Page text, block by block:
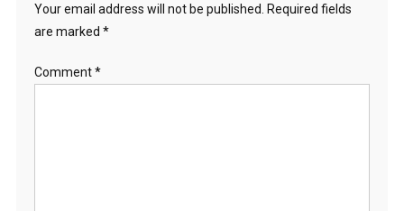
Your email address will not be published. Required fields
are marked *
Comment*